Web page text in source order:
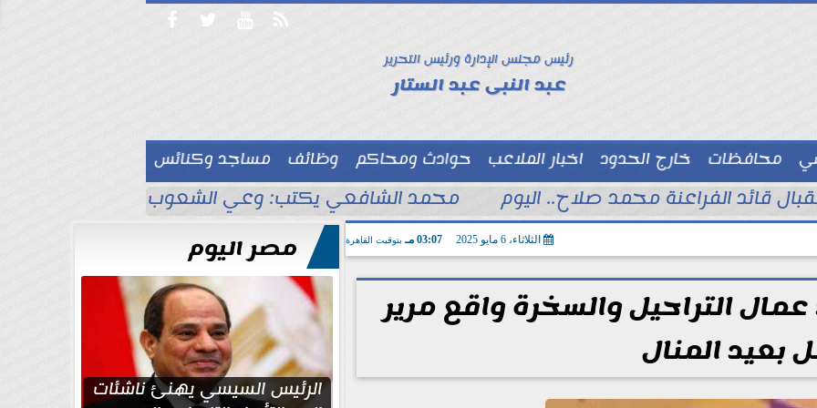
   
رئيس مجلس الإدارة ورئيس التحرير
عبد النبى عبد الستار
محافظات خارج الحدود اخبار الملاعب حوادث ومحاكم وظائف
مساجد وكنائس
توك شو  قائد الفراعنة محمد صلاح.. اليوم محمد الشافعي يكتب: وعي الشعوب لا يُقاس
الثلاثاء، 6 مايو 2025 03:07 مـ بتوقيت القاهرة
التراحيل والسخرة واقع مرير
بعيد المنال
مصر اليوم
الرئيس السيسي يهنئ ناشئات